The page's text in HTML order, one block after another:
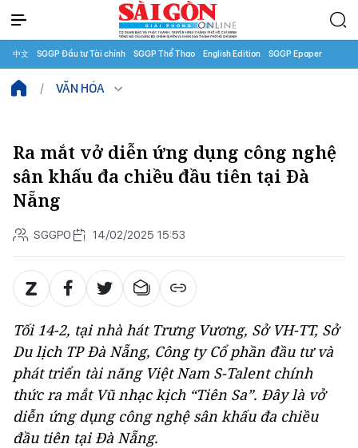
中文 SGGP Đầu tư Tài chính SGGP Thể Thao English Edition SGGP Epaper
VĂN HÓA
Ra mắt vở diễn ứng dụng công nghệ
sân khấu đa chiều đầu tiên tại Đà
Nẵng
SGGPO 14/02/2025 15:53
Tối 14-2, tại nhà hát Trưng Vương, Sở VH-TT, Sở
Du lịch TP Đà Nẵng, Công ty Cổ phần đầu tư và
phát triển tài năng Việt Nam S-Talent chính
thức ra mắt Vũ nhạc kịch “Tiên Sa”. Đây là vở
diễn ứng dụng công nghệ sân khấu đa chiều
đầu tiên tại Đà Nẵng.